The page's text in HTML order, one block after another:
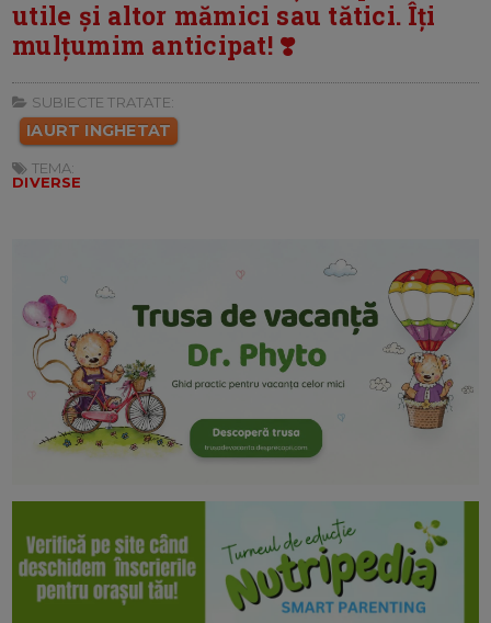
utile și altor mămici sau tătici. Îți
mulțumim anticipat! ❣️
SUBIECTE TRATATE:
IAURT INGHETAT
TEMA:
DIVERSE